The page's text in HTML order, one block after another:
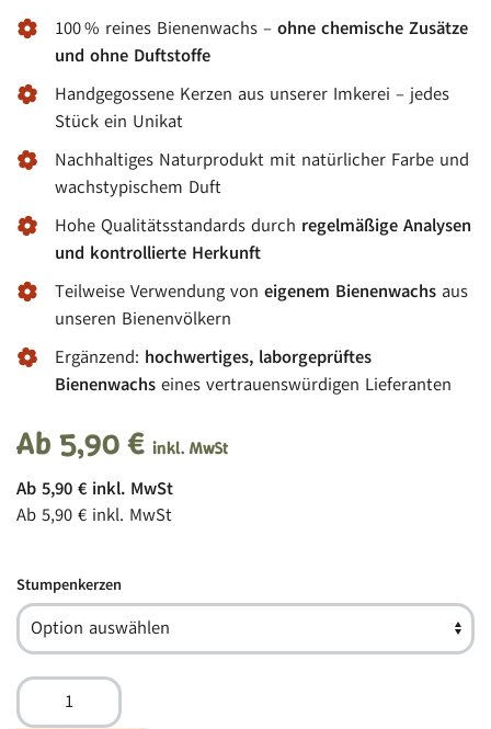
100 % reines Bienenwachs – ohne chemische Zusätze
und ohne Duftstoffe
Handgegossene Kerzen aus unserer Imkerei – jedes
Stück ein Unikat
Nachhaltiges Naturprodukt mit natürlicher Farbe und
wachs­typischem Duft
Hohe Qualitätsstandards durch regelmäßige Analysen
und kontrollierte Herkunft
Teilweise Verwendung von eigenem Bienenwachs aus
unseren Bienenvölkern
Ergänzend: hochwertiges, laborgeprüftes
Bienenwachs eines vertrauenswürdigen Lieferanten
Ab 5,90€ inkl. MwSt
Ab 5,90 € inkl. MwSt
Ab 5,90 € inkl. MwSt
Stumpenkerzen
Bienenwachskerzen,
Stumpenkerzen